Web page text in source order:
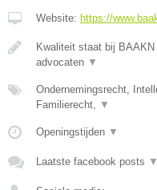
Website: https://
Kwaliteit staat bij
advocaten ▼
Ondernemingsrecht,
Familierecht,
▼
Openingstijden ▼
Laatste facebook posts ▼